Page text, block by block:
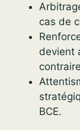
cas de
devient
BCE.